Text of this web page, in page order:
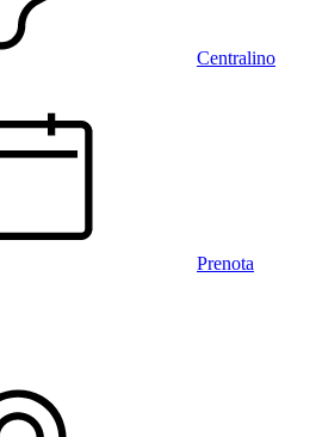
Centralino
Prenota